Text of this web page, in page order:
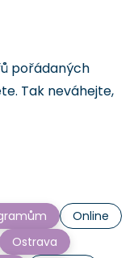
pořádaných
Tak neváhejte,
Online
Ostrava